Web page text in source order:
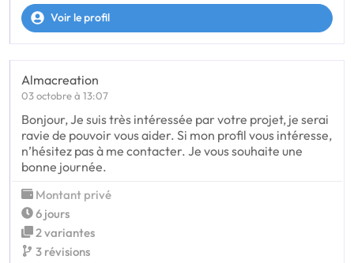
Voir le profil
Almacreation
03 octobre à 13:07
Bonjour, Je suis très intéressée par votre projet, je serai
ravie de pouvoir vous aider. Si mon profil vous intéresse,
n’hésitez pas à me contacter. Je vous souhaite une
bonne journée.
Montant privé
6 jours
2 variantes
3 révisions